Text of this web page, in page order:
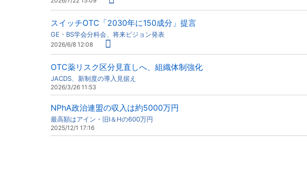
スイッチOTC「2030年に150成分」提言
GE・BS学会分科会、将来ビジョン発表
2026/6/8 12:08
OTC薬リスク区分見直しへ、組織体制強化
JACDS、新制度の導入見据え
2026/3/26 11:53
NPhA政治連盟の収入は約5000万円
最高額はアイン・旧I＆Hの600万円
2025/12/1 17:16